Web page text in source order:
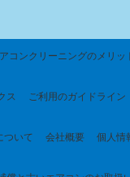
コンクリーニングのメリッ
ス ご利用のガイドライン
ついて 会社概要 個人情